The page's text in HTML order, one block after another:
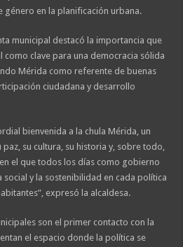
género en la planificación urbana.
municipal destacó la importancia que
clave para una democracia sólida
Mérida como referente de buenas
ciudadana y desarrollo
bienvenida a la chula Mérida, un
su cultura, su historia y, sobre todo,
el que todos los días como gobierno
social y la sostenibilidad en cada política
expresó la alcaldesa.
son el primer contacto con la
el espacio donde la política se